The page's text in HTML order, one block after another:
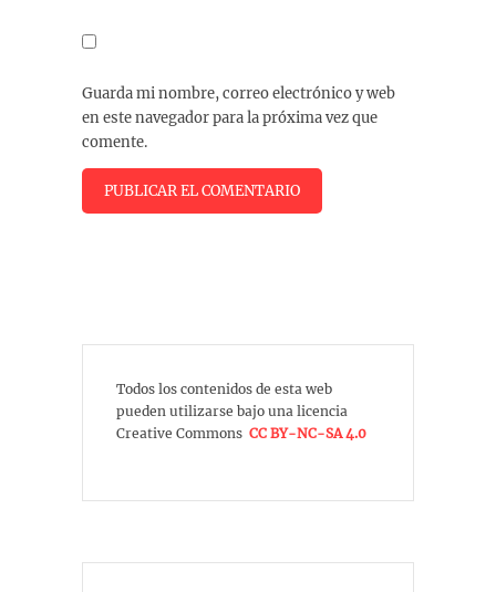
Guarda mi nombre, correo electrónico y web
en este navegador para la próxima vez que
comente.
Todos los contenidos de esta web
pueden utilizarse bajo una licencia
Creative Commons CC BY-NC-SA 4.0